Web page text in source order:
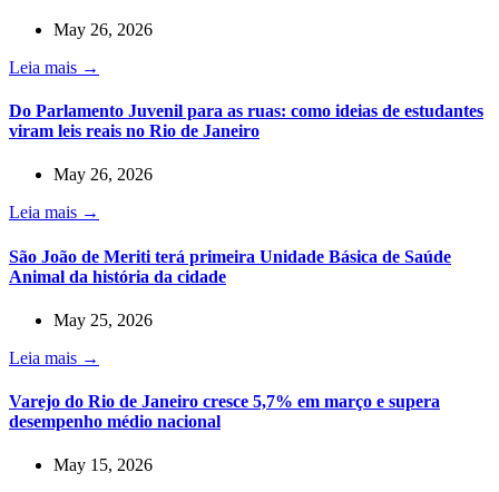
May 26, 2026
Leia mais →
Do Parlamento Juvenil para as ruas: como ideias de estudantes
viram leis reais no Rio de Janeiro
May 26, 2026
Leia mais →
São João de Meriti terá primeira Unidade Básica de Saúde
Animal da história da cidade
May 25, 2026
Leia mais →
Varejo do Rio de Janeiro cresce 5,7% em março e supera
desempenho médio nacional
May 15, 2026